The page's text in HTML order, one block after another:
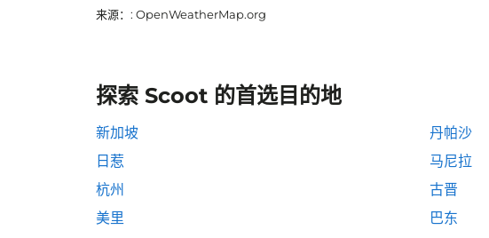
来源： : OpenWeatherMap.org
探索 Scoot 的首选目的地
新加坡 丹帕沙
日惹
马尼拉
杭州
古晋
美里
巴东